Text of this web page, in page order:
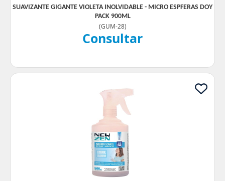
SUAVIZANTE GIGANTE VIOLETA INOLVIDABLE - MICRO ESPFERAS DOY
PACK 900ML
(GUM-28)
Consultar